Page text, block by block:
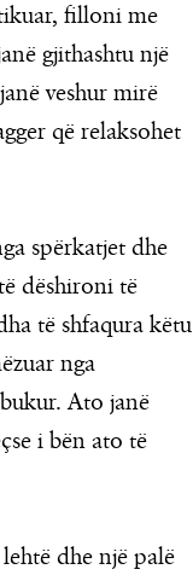
filloni me
gjithashtu një
veshur mirë
që relaksohet
spërkatjet dhe
dëshironi të
të shfaqura këtu
nga
Ato janë
i bën ato të
dhe një palë